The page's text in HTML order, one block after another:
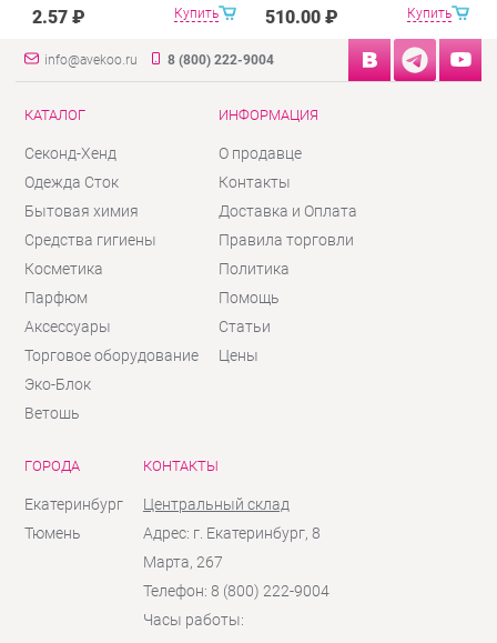
Купить
2.57 ₽ Купить
510.00 ₽
info@avekoo.ru 8 (800) 222-9004
КАТАЛОГ
Секонд-Хенд
Одежда Сток
Бытовая химия
Средства гигиены
Косметика
Парфюм
Аксессуары
Торговое оборудование
Эко-Блок
Ветошь
ИНФОРМАЦИЯ
О продавце
Контакты
Доставка и Оплата
Правила торговли
Политика
Помощь
Статьи
Цены
ГОРОДА
Екатеринбург
Тюмень
КОНТАКТЫ
Центральный склад
Адрес: г. Екатеринбург, 8
Марта, 267
Телефон: 8 (800) 222-9004
Часы работы: